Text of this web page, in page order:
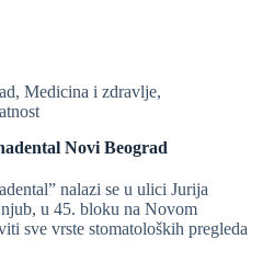
, Medicina i zdravlje,
Novi Beograd
nalazi se u ulici Jurija
u 45. bloku na Novom
sve vrste stomatoloških pregleda